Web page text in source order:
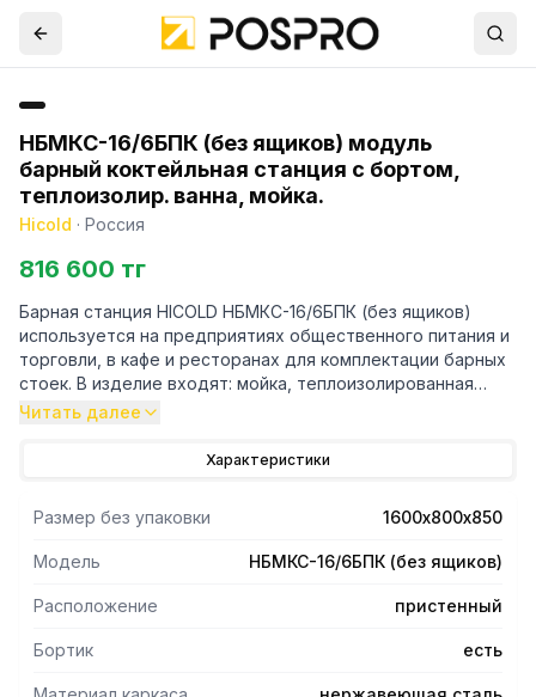
НБМКС-16/6БПК (без ящиков) модуль
барный коктейльная станция с бортом,
теплоизолир. ванна, мойка.
Hicold · Россия
816 600 тг
Барная станция HICOLD НБМКС-16/6БПК (без ящиков)
используется на предприятиях общественного питания и
торговли, в кафе и ресторанах для комплектации барных
стоек. В изделие входят: мойка, теплоизолированная
ванна для льда, полка под блендер, карман для бутылок,
Изделие поставляется в сборе.
Читать далее
Характеристики
Размер без упаковки 1600х800х850
Модель НБМКС-16/6БПК (без ящиков)
Расположение пристенный
Бортик есть